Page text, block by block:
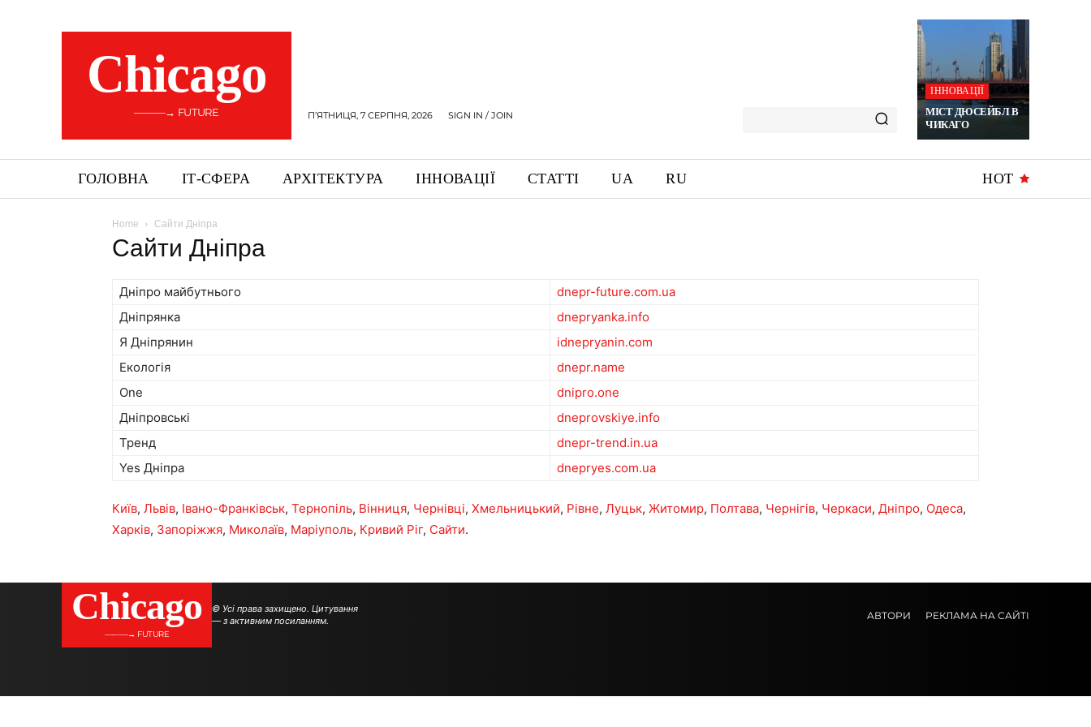
Сhicago
———→ FUTURE П’ЯТНИЦЯ, 7 СЕРПНЯ, 2026 SIGN IN / JOIN
ІННОВАЦІЇ
МІСТ ДЮСЕЙБЛ В
ЧИКАГО
ГОЛОВНА ІТ-СФЕРА АРХІТЕКТУРА ІННОВАЦІЇ СТАТТІ UA RU HOT
Home Сайти Дніпра
Сайти Дніпра
Дніпро майбутнього
dnepr-future.com.ua
Дніпрянка
dnepryanka.info
Я Дніпрянин
idnepryanin.com
Екологія
dnepr.name
One
dnipro.one
Дніпровські
dneprovskiye.info
Тренд
dnepr-trend.in.ua
Yes Дніпра
dnepryes.com.ua
Київ, Львів, Івано-Франківськ, Тернопіль, Вінниця, Чернівці, Хмельницький, Рівне, Луцьк, Житомир, Полтава, Чернігів, Черкаси, Дніпро, Одеса,
Харків, Запоріжжя, Миколаїв, Маріуполь, Кривий Ріг, Сайти.
Сhicago
———→ FUTURE
© Усі права захищено. Цитування
— з активним посиланням.
АВТОРИ РЕКЛАМА НА САЙТІ